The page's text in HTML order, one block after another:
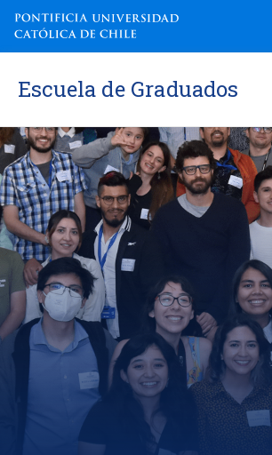
Escuela de Graduados